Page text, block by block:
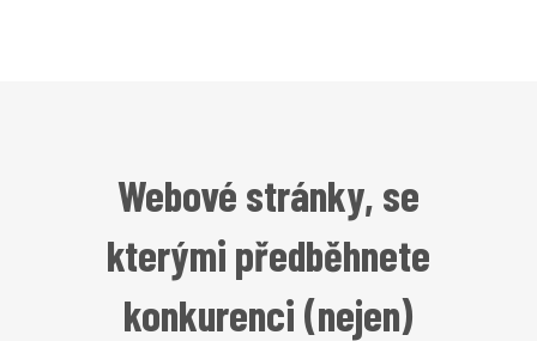
Webové stránky, se
kterými předběhnete
konkurenci (nejen)